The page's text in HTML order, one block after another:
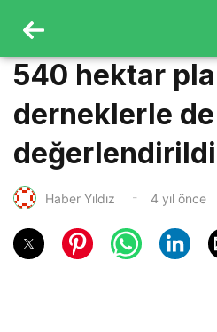
540 hektar
derneklerle de
değerlendirildi
Haber Yıldız 4 yıl önce